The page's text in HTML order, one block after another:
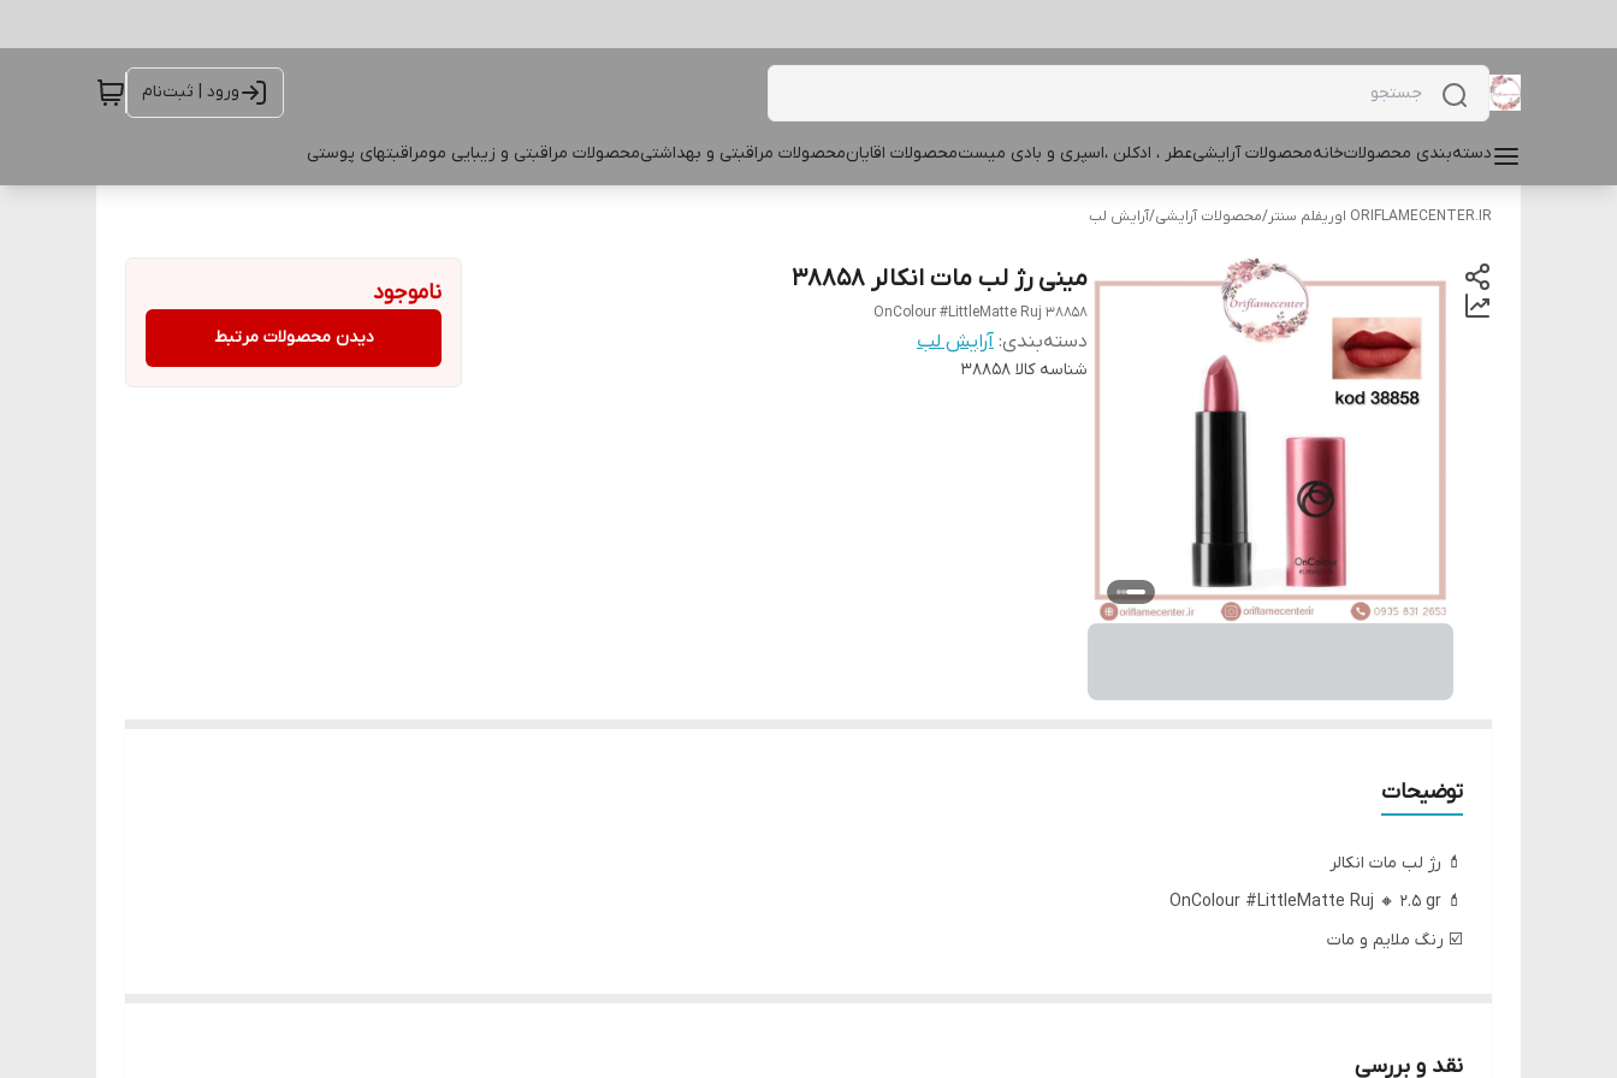
ورود | ثبت‌نام
دسته‌بندی محصولاتخانهمحصولات آرایشیعطر ، ادکلن ،اسپری و بادی میستمحصولات اقایانمحصولات مراقبتی و بهداشتیمحصولات مراقبتی و زیبایی مومراقبتهای پوستی
ORIFLAMECENTER.IR اوریفلم سنتر /محصولات آرایشی/آرایش لب
مینی رژ لب مات انکالر 38858
OnColour #LittleMatte Ruj 38858
دسته‌بندی: آرایش لب
شناسه کالا 38858
ناموجود
دیدن محصولات مرتبط
توضیحات
💄 رژ لب مات انکالر
💄 OnColour #LittleMatte Ruj 🔸 2.5 gr
☑️ رنگ ملایم و مات
نقد و بررسی